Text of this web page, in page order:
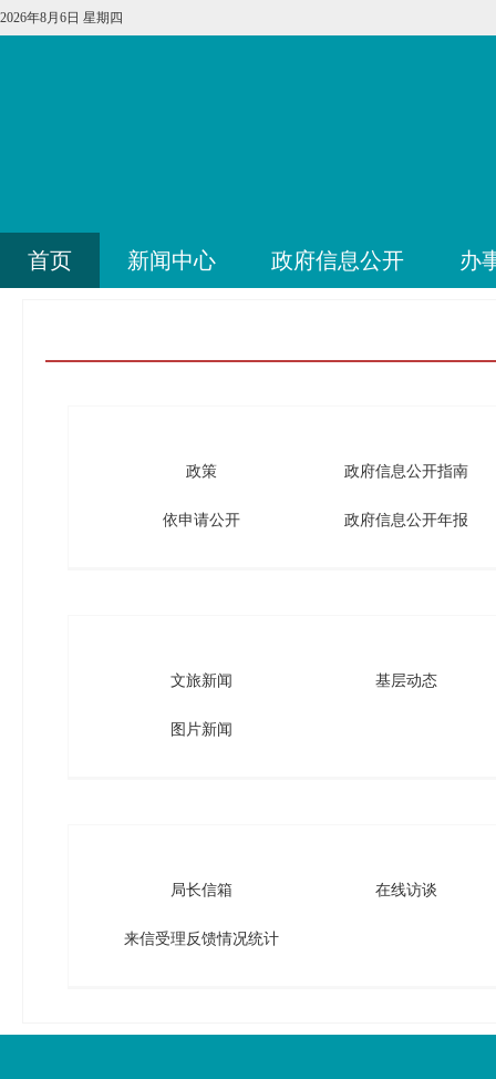
2026年8月6日 星期四
首页 新闻中心 政府信息公开 办
政策 政府信息公开指南
依申请公开 政府信息公开年报
文旅新闻 基层动态
图片新闻
局长信箱 在线访谈
来信受理反馈情况统计